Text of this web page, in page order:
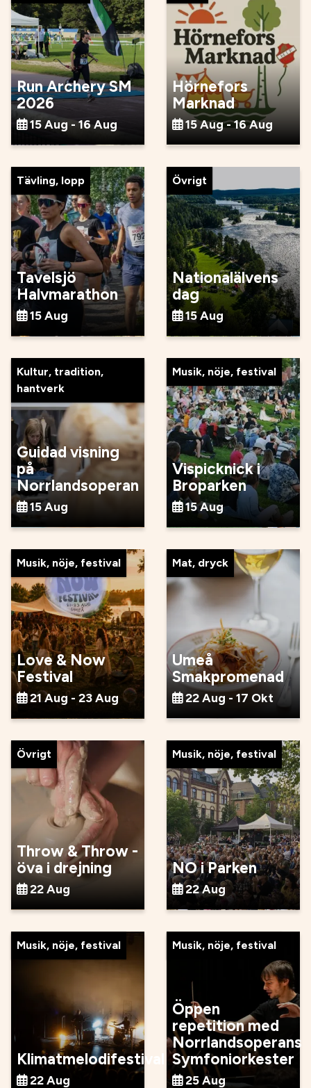
Run Archery SM
2026
15 Aug - 16 Aug
Hörnefors
Marknad
15 Aug - 16 Aug
Tävling, lopp
Tavelsjö
Halvmarathon
15 Aug
Övrigt
Nationalälvens
dag
15 Aug
Kultur, tradition,
hantverk
Guidad visning
på
Norrlandsoperan
15 Aug
Musik, nöje, festival
Vispicknick i
Broparken
15 Aug
Musik, nöje, festival
Love & Now
Festival
21 Aug - 23 Aug
Mat, dryck
Umeå
Smakpromenad
22 Aug - 17 Okt
Övrigt
Throw & Throw -
öva i drejning
22 Aug
Musik, nöje, festival
NO i Parken
22 Aug
Musik, nöje, festival
Klimatmelodifestival
22 Aug
Musik, nöje, festival
Öppen
repetition med
Norrlandsoperans
Symfoniorkester
25 Aug